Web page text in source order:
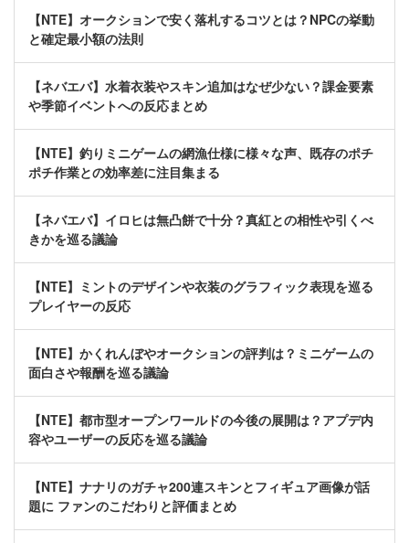
【NTE】オークションで安く落札するコツとは？NPCの挙動
と確定最小額の法則
【ネバエバ】水着衣装やスキン追加はなぜ少ない？課金要素
や季節イベントへの反応まとめ
【NTE】釣りミニゲームの網漁仕様に様々な声、既存のポチ
ポチ作業との効率差に注目集まる
【ネバエバ】イロヒは無凸餅で十分？真紅との相性や引くべ
きかを巡る議論
【NTE】ミントのデザインや衣装のグラフィック表現を巡る
プレイヤーの反応
【NTE】かくれんぼやオークションの評判は？ミニゲームの
面白さや報酬を巡る議論
【NTE】都市型オープンワールドの今後の展開は？アプデ内
容やユーザーの反応を巡る議論
【NTE】ナナリのガチャ200連スキンとフィギュア画像が話
題に ファンのこだわりと評価まとめ